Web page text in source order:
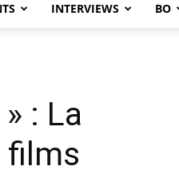
INTERVIEWS BO
: La
films